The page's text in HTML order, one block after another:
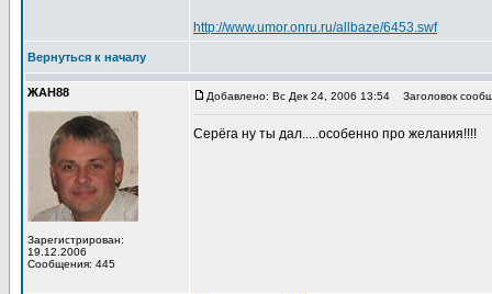
http://www.umor.onru.ru/allbaze/6453.swf
Вернуться к началу
ЖАН88
Зарегистрирован:
19.12.2006
Сообщения: 445
Добавлено: Вс Дек 24, 2006 13:54 Заголовок
Серёга ну ты дал.....особенно про желания!!!!